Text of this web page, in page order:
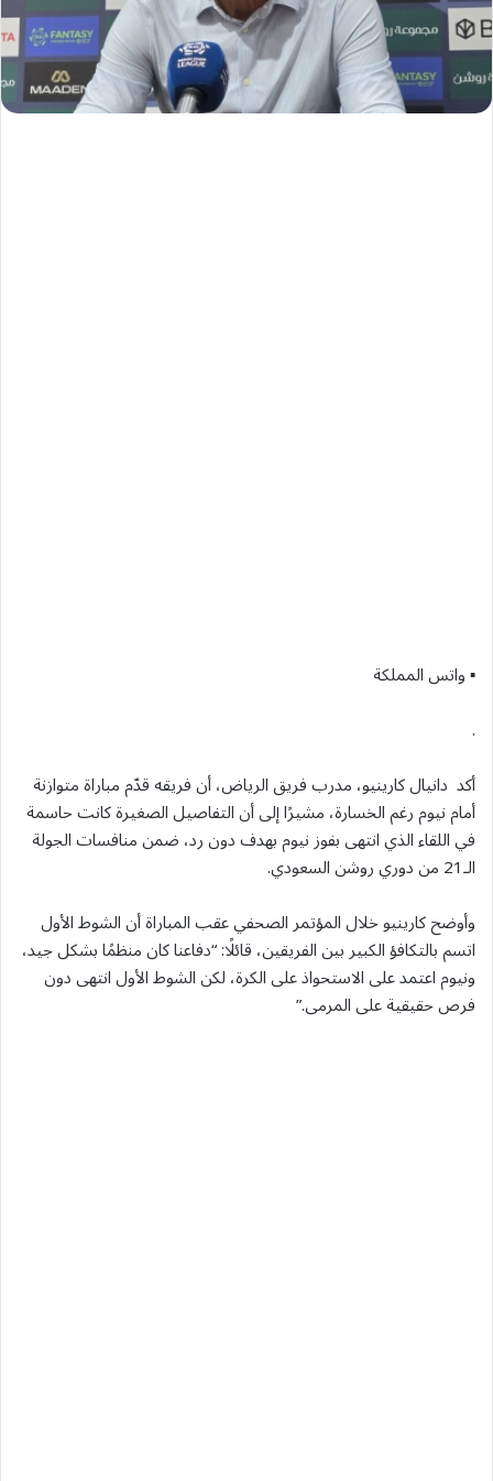
▪︎ واتس المملكة
.
أكد دانيال كارينيو، مدرب فريق الرياض، أن فريقه قدّم مباراة متوازنة
أمام نيوم رغم الخسارة، مشيرًا إلى أن التفاصيل الصغيرة كانت حاسمة
في اللقاء الذي انتهى بفوز نيوم بهدف دون رد، ضمن منافسات الجولة
الـ21 من دوري روشن السعودي.
وأوضح كارينيو خلال المؤتمر الصحفي عقب المباراة أن الشوط الأول
اتسم بالتكافؤ الكبير بين الفريقين، قائلًا: “دفاعنا كان منظمًا بشكل جيد،
ونيوم اعتمد على الاستحواذ على الكرة، لكن الشوط الأول انتهى دون
فرص حقيقية على المرمى.”